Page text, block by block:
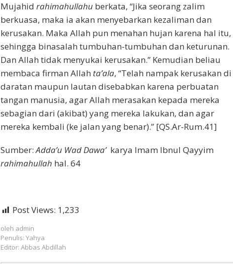
Mujahid rahimahullahu berkata, “Jika seorang zalim
berkuasa, maka ia akan menyebarkan kezaliman dan
kerusakan. Maka Allah pun menahan hujan karena hal itu,
sehingga binasalah tumbuhan-tumbuhan dan keturunan.
Dan Allah tidak menyukai kerusakan.” Kemudian beliau
membaca firman Allah ta’ala, “Telah nampak kerusakan di
daratan maupun lautan disebabkan karena perbuatan
tangan manusia, agar Allah merasakan kepada mereka
sebagian dari (akibat) yang mereka lakukan, dan agar
mereka kembali (ke jalan yang benar).” [QS.Ar-Rum.41]
Sumber:Adda’u Wad Dawa’ karya Imam Ibnul Qayyim
rahimahullah hal. 64
Post Views: 1,233
oleh admin
Penulis: Yahya
Editor: Abbas Abdillah